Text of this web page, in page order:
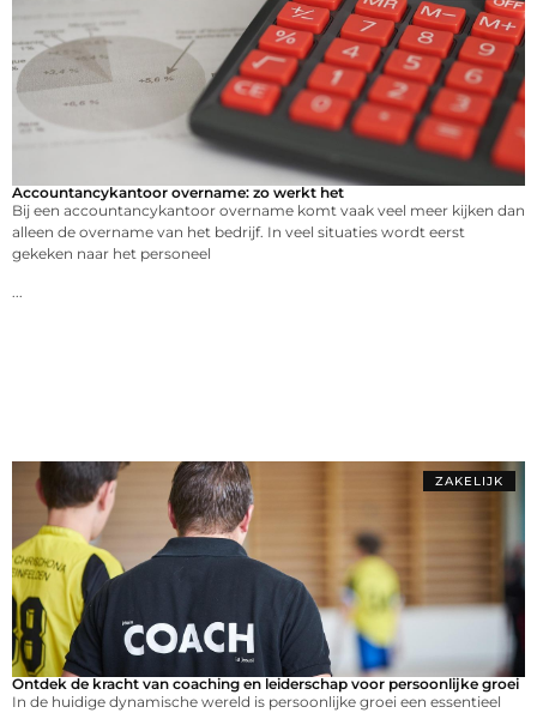
Accountancykantoor overname: zo werkt het
Bij een accountancykantoor overname komt vaak veel meer kijken dan
alleen de overname van het bedrijf. In veel situaties wordt eerst
gekeken naar het personeel
...
ZAKELIJK
Ontdek de kracht van coaching en leiderschap voor persoonlijke groei
In de huidige dynamische wereld is persoonlijke groei een essentieel